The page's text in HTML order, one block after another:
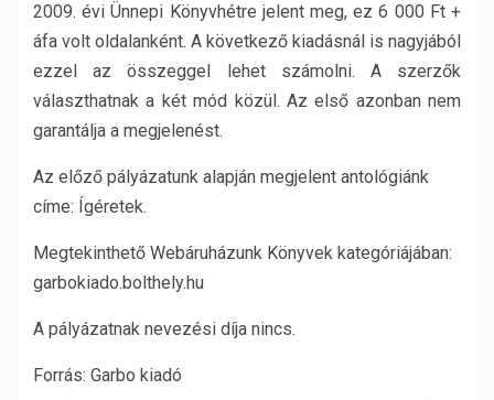
2009. évi Ünnepi Könyvhétre jelent meg, ez 6 000 Ft +
áfa volt oldalanként. A következő kiadásnál is nagyjából
ezzel az összeggel lehet számolni. A szerzők
választhatnak a két mód közül. Az első azonban nem
garantálja a megjelenést.
Az előző pályázatunk alapján megjelent antológiánk
címe: Ígéretek.
Megtekinthető Webáruházunk Könyvek kategóriájában:
garbokiado.bolthely.hu
A pályázatnak nevezési díja nincs.
Forrás: Garbo kiadó